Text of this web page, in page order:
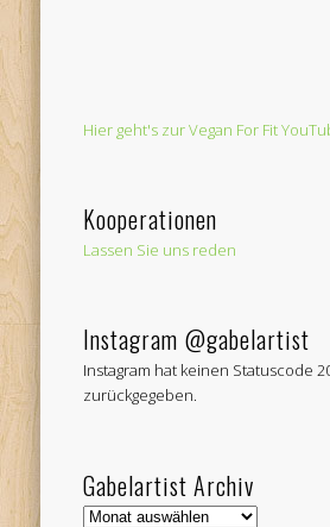
Hier geht's zur Vegan For Fit
Kooperationen
Lassen Sie uns reden
Instagram @gabelartist
Instagram hat keinen Statuscode
zurückgegeben.
Gabelartist Archiv
Gabelartist